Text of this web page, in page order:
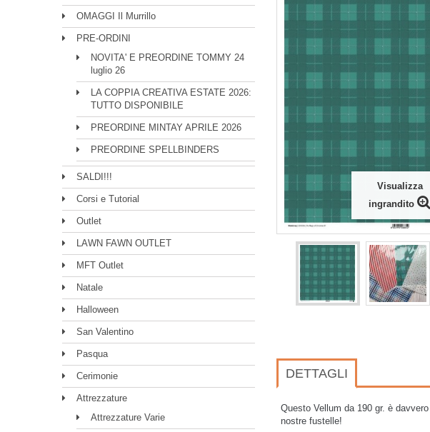
OMAGGI Il Murrillo
PRE-ORDINI
NOVITA' E PREORDINE TOMMY 24
luglio 26
LA COPPIA CREATIVA ESTATE 2026:
TUTTO DISPONIBILE
PREORDINE MINTAY APRILE 2026
PREORDINE SPELLBINDERS
SALDI!!!
Corsi e Tutorial
Outlet
LAWN FAWN OUTLET
MFT Outlet
Natale
Halloween
San Valentino
Pasqua
Cerimonie
Attrezzature
Attrezzature Varie
Visualizza
ingrandito
DETTAGLI
Questo Vellum da 190 gr. è
nostre fustelle!